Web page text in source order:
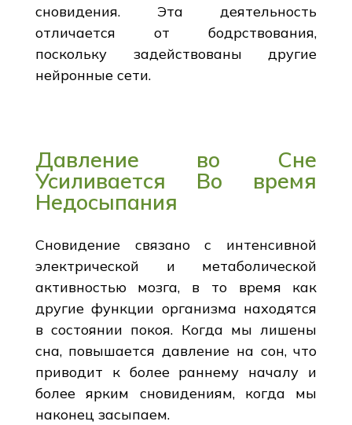
сновидения. Эта деятельность
отличается от бодрствования,
поскольку задействованы другие
нейронные сети.
Давление во Сне
Усиливается Во время
Недосыпания
Сновидение связано с интенсивной
электрической и метаболической
активностью мозга, в то время как
другие функции организма находятся
в состоянии покоя. Когда мы лишены
сна, повышается давление на сон, что
приводит к более раннему началу и
более ярким сновидениям, когда мы
наконец засыпаем.